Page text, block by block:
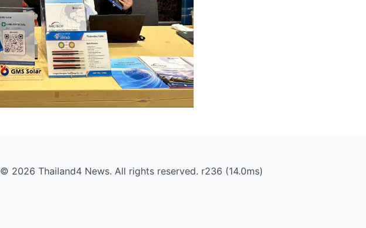
© 2026 Thailand4 News. All rights reserved. r236 (14.0ms)